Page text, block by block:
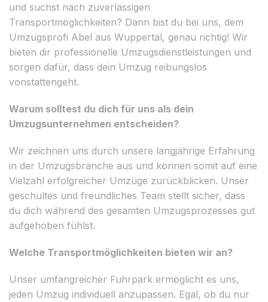
und suchst nach zuverlässigen
Transportmöglichkeiten? Dann bist du bei uns, dem
Umzugsprofi Abel aus Wuppertal, genau richtig! Wir
bieten dir professionelle Umzugsdienstleistungen und
sorgen dafür, dass dein Umzug reibungslos
vonstattengeht.
Warum solltest du dich für uns als dein
Umzugsunternehmen entscheiden?
Wir zeichnen uns durch unsere langjährige Erfahrung
in der Umzugsbranche aus und können somit auf eine
Vielzahl erfolgreicher Umzüge zurückblicken. Unser
geschultes und freundliches Team stellt sicher, dass
du dich während des gesamten Umzugsprozesses gut
aufgehoben fühlst.
Welche Transportmöglichkeiten bieten wir an?
Unser umfangreicher Fuhrpark ermöglicht es uns,
jeden Umzug individuell anzupassen. Egal, ob du nur